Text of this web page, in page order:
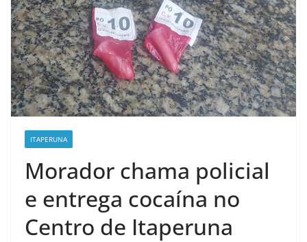
ITAPERUNA
Morador chama policial
e entrega cocaína no
Centro de Itaperuna